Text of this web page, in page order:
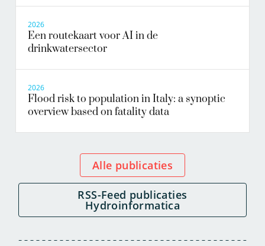
2026
Een routekaart voor AI in de
drinkwatersector
2026
Flood risk to population in Italy: a synoptic
overview based on fatality data
Alle publicaties
RSS-Feed publicaties
Hydroinformatica